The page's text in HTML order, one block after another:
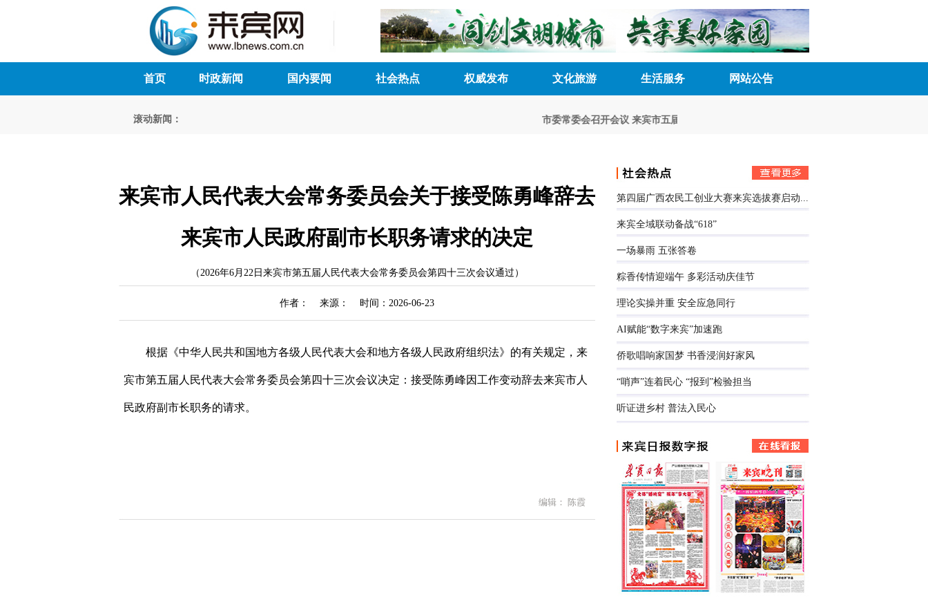
首页 时政新闻 国内要闻 社会热点 权威发布 文化旅游 生活服务 网站公告
滚动新闻： 市委常委会召开会议 来宾市五届人大八次会议胜利召开
来宾市人民代表大会常务委员会关于接受陈勇峰辞去
来宾市人民政府副市长职务请求的决定
（2026年6月22日来宾市第五届人民代表大会常务委员会第四十三次会议通过）
作者： 来源： 时间：2026-06-23
根据《中华人民共和国地方各级人民代表大会和地方各级人民政府组织法》的有关规定，来
宾市第五届人民代表大会常务委员会第四十三次会议决定：接受陈勇峰因工作变动辞去来宾市人
民政府副市长职务的请求。
编辑： 陈霞
第四届广西农民工创业大赛来宾选拔赛启动...
来宾全域联动备战“618”
一场暴雨 五张答卷
粽香传情迎端午 多彩活动庆佳节
理论实操并重 安全应急同行
AI赋能“数字来宾”加速跑
侨歌唱响家国梦 书香浸润好家风
“哨声”连着民心 “报到”检验担当
听证进乡村 普法入民心